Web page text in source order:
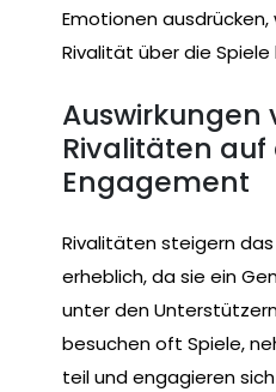
Emotionen
Rivalität über die
Auswirkungen
Rivalitäten
Engagement
Rivalitäten steigern
erheblich, da sie ein
unter den
besuchen oft Spiele,
teil und engagieren